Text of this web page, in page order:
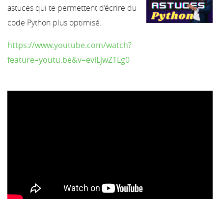
astuces qui te permettent d’écrire du
code Python plus optimisé.
https://www.youtube.com/watch?
feature=youtu.be&v=evlLjwZ1Lg0